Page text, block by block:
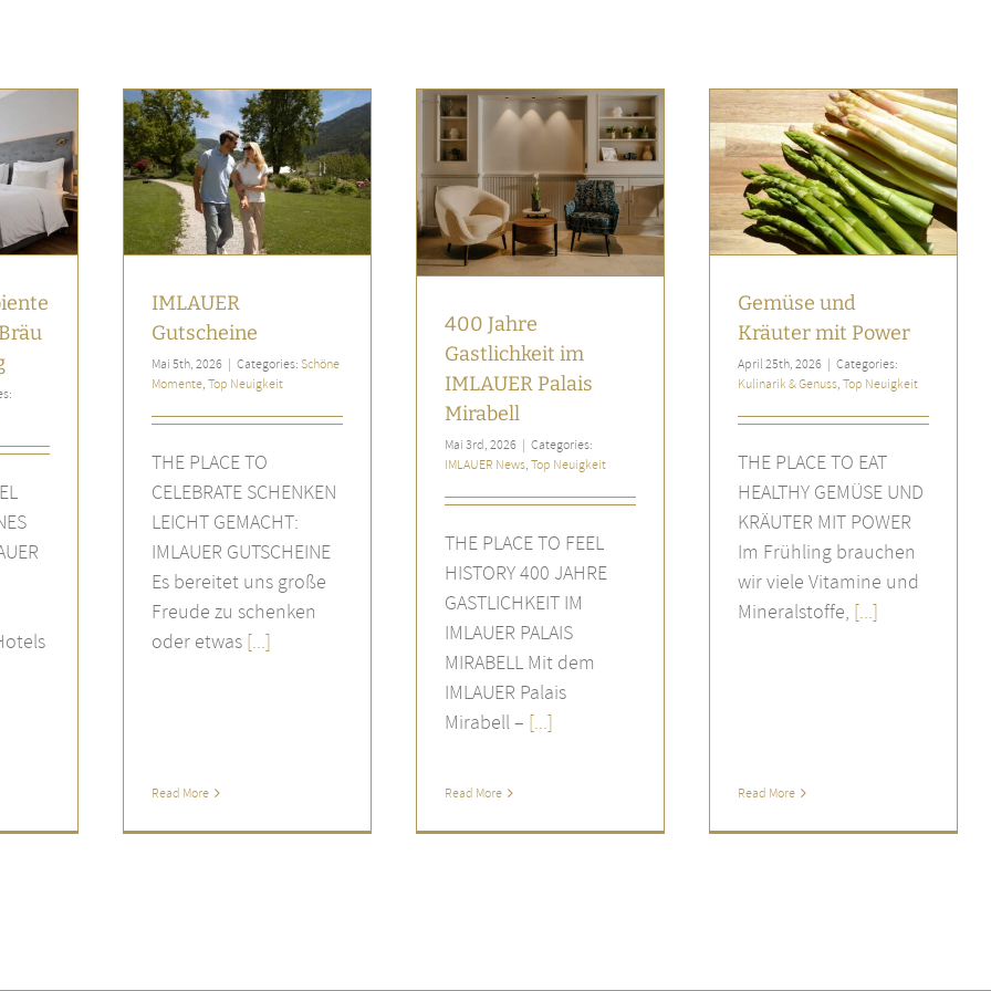
Top Neuigkeit
IMLAUER
Gutscheine
Mai 5th, 2026 | Categories: Schöne
Momente, Top Neuigkeit
THE PLACE TO
CELEBRATE SCHENKEN
LEICHT GEMACHT:
IMLAUER GUTSCHEINE
Es bereitet uns große
Freude zu schenken
oder etwas[...]
Read More
400 Jahre Gastlichkeit im
IMLAUER Palais Mirabell
IMLAUER News
Top Neuigkeit
400 Jahre
Gastlichkeit im
IMLAUER Palais
Mirabell
Mai 3rd, 2026 | Categories:
IMLAUER News, Top Neuigkeit
THE PLACE TO FEEL
HISTORY 400 JAHRE
GASTLICHKEIT IM
IMLAUER PALAIS
MIRABELL Mit dem
IMLAUER Palais
Mirabell – [...]
Read More
Gemüse und Kräuter mit
Power
Kulinarik & Genuss Top Neuigkeit
Gemüse und
Kräuter mit Power
April 25th, 2026 | Categories:
Kulinarik & Genuss, Top Neuigkeit
THE PLACE TO EAT
HEALTHY GEMÜSE UND
KRÄUTER MIT POWER
Im Frühling brauchen
wir viele Vitamine und
Mineralstoffe, [...]
Read More